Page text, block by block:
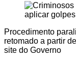
Procedimento
retomado a partir
site do Governo